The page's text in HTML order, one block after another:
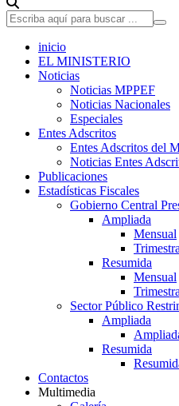
inicio
EL MINISTERIO
Noticias
Noticias MPPEF
Noticias Nacionales
Especiales
Entes Adscritos
Entes Adscritos del
Noticias Entes
Publicaciones
Estadísticas Fiscales
Gobierno Central
Ampliada
Mensual
Resumida
Mensual
Sector Público
Ampliada
Resumida
Contactos
Multimedia